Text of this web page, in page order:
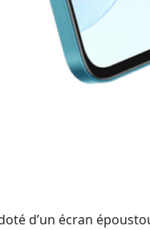
d’un écran